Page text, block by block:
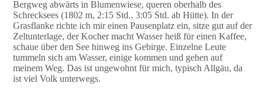
Bergweg abwärts in Blumenwiese, queren oberhalb des
Schrecksees (1802 m, 2:15 Std., 3:05 Std. ab Hütte). In der
Grasflanke richte ich mir einen Pausenplatz ein, sitze gut auf der
Zeltunterlage, der Kocher macht Wasser heiß für einen Kaffee,
schaue über den See hinweg ins Gebirge. Einzelne Leute
tummeln sich am Wasser, einige kommen und gehen auf
meinem Weg. Das ist ungewohnt für mich, typisch Allgäu, da
ist viel Volk unterwegs.